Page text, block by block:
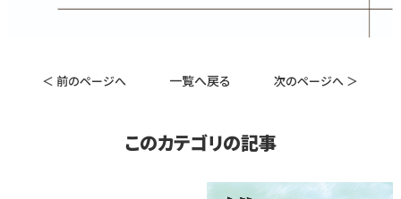
＜ 前のページへ 一覧へ戻る 次のページへ ＞
このカテゴリの記事